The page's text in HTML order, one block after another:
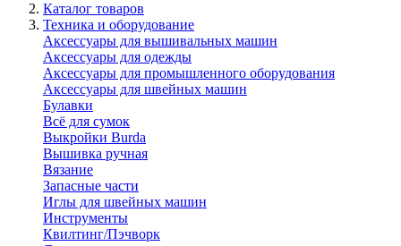
Каталог товаров
Техника и оборудование
Аксессуары для вышивальных машин
Аксессуары для одежды
Аксессуары для промышленного оборудования
Аксессуары для швейных машин
Булавки
Всё для сумок
Выкройки Burda
Вышивка ручная
Вязание
Запасные части
Иглы для швейных машин
Инструменты
Квилтинг/Пэчворк